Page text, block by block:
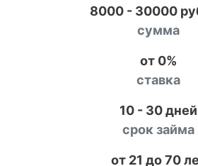
8000 - 30000
сумма
от 0%
ставка
10 - 30 дней
срок займа
от 21 до 70